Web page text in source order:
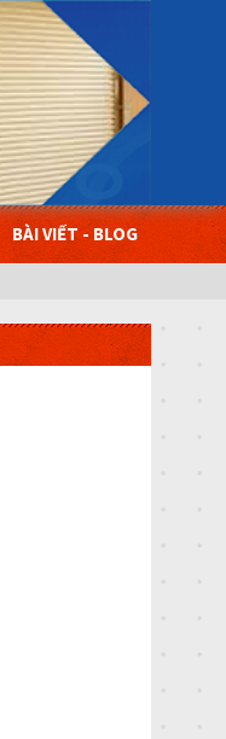
BÀI VIẾT - BLOG